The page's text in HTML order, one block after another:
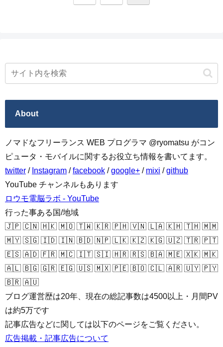
About
ノマドなフリーランス WEB プログラマ @ryomatsu がコン
ピュータ・モバイルに関するお役立ち情報を書いてます。
twitter / Instagram /facebook /google+ / mixi /github
YouTube チャンネルもあります
ロウモ電脳ラボ - YouTube
行った事ある国/地域
🇯🇵 🇨🇳 🇭🇰 🇲🇴 🇹🇼 🇰🇷 🇵🇭 🇻🇳 🇱🇦 🇰🇭 🇹🇭 🇲🇲
🇲🇾 🇸🇬 🇮🇩 🇮🇳 🇧🇩 🇳🇵 🇱🇰 🇰🇿 🇰🇬 🇺🇿 🇹🇷 🇵🇹
🇪🇸 🇦🇩 🇫🇷 🇲🇨 🇮🇹 🇸🇮 🇭🇷 🇷🇸 🇧🇦 🇲🇪 🇽🇰 🇲🇰
🇦🇱 🇧🇬 🇬🇷 🇪🇬 🇺🇸 🇲🇽 🇵🇪 🇧🇴 🇨🇱 🇦🇷 🇺🇾 🇵🇾
🇧🇷 🇦🇺
ブログ運営歴は20年、現在の総記事数は4500以上・月間PV
は約5万です
記事広告などに関しては以下のページをご覧ください。
広告掲載・記事広告について